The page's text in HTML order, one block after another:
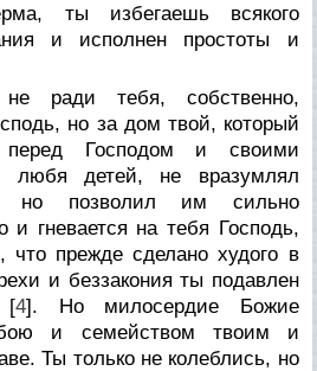
ты избегаешь всякого
и исполнен простоты и
ради тебя, собственно,
но за дом твой, который
Господом и своими
любя детей, не вразумлял
но позволил им сильно
и гневается на тебя Господь,
что прежде сделано худого в
и беззакония ты подавлен
[4]. Но милосердие Божие
и семейством твоим и
Ты только не колеблись, но